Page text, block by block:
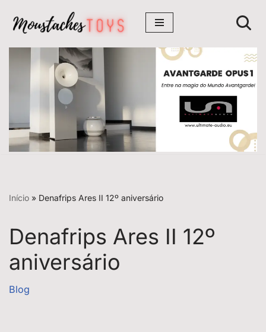
Avançar
para
conteúdo
Início » Denafrips Ares II 12º aniversário
Denafrips Ares II 12º
aniversário
Blog